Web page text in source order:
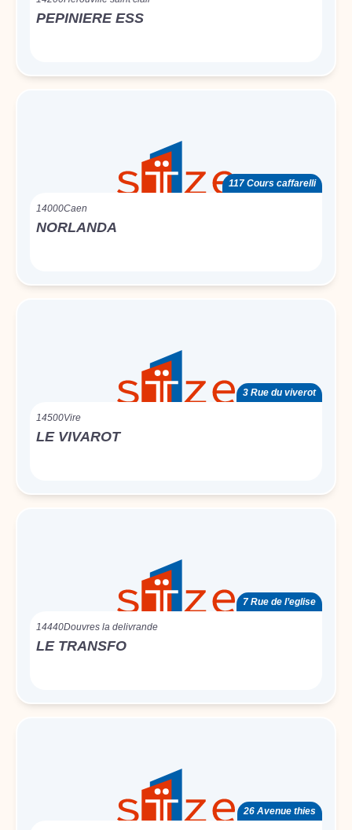
PEPINIERE ESS
117 Cours caffarelli
14000Caen
NORLANDA
3 Rue du viverot
14500Vire
LE VIVAROT
7 Rue de l’eglise
14440Douvres la delivrande
LE TRANSFO
26 Avenue thies